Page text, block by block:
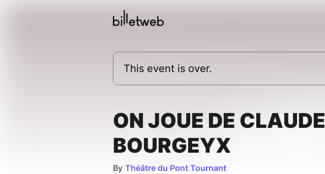
This event is over.
ON JOUE DE CLAUDE
BOURGEYX
By Théâtre du Pont Tournant